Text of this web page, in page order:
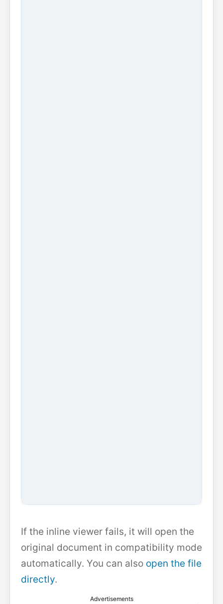
If the inline viewer fails, it will open the
original document in compatibility mode
automatically. You can also open the file
directly.
Advertisements